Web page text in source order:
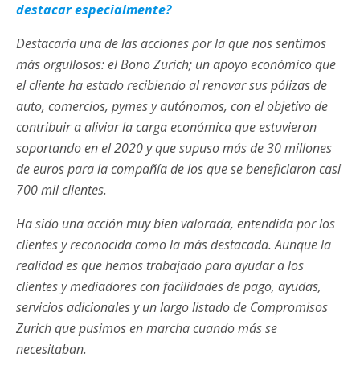
destacar especialmente?
Destacaría una de las acciones por la que nos sentimos
más orgullosos: el Bono Zurich; un apoyo económico que
el cliente ha estado recibiendo al renovar sus pólizas de
auto, comercios, pymes y autónomos, con el objetivo de
contribuir a aliviar la carga económica que estuvieron
soportando en el 2020 y que supuso más de 30 millones
de euros para la compañía de los que se beneficiaron casi
700 mil clientes.
Ha sido una acción muy bien valorada, entendida por los
clientes y reconocida como la más destacada. Aunque la
realidad es que hemos trabajado para ayudar a los
clientes y mediadores con facilidades de pago, ayudas,
servicios adicionales y un largo listado de Compromisos
Zurich que pusimos en marcha cuando más se
necesitaban.